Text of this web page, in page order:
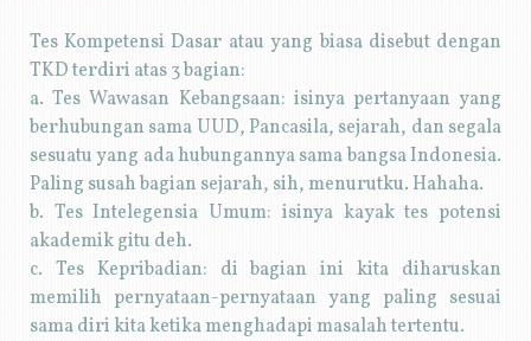
Tes Kompetensi Dasar atau yang biasa disebut dengan
TKD terdiri atas 3 bagian:
a. Tes Wawasan Kebangsaan: isinya pertanyaan yang
berhubungan sama UUD, Pancasila, sejarah, dan segala
sesuatu yang ada hubungannya sama bangsa Indonesia.
Paling susah bagian sejarah, sih, menurutku. Hahaha.
b. Tes Intelegensia Umum: isinya kayak tes potensi
akademik gitu deh.
c. Tes Kepribadian: di bagian ini kita diharuskan
memilih pernyataan-pernyataan yang paling sesuai
sama diri kita ketika menghadapi masalah tertentu.